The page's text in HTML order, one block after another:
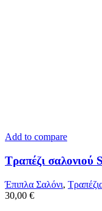
Add to compare
Τραπέζι σαλονιού
Έπιπλα Σαλόνι,
30,00 €